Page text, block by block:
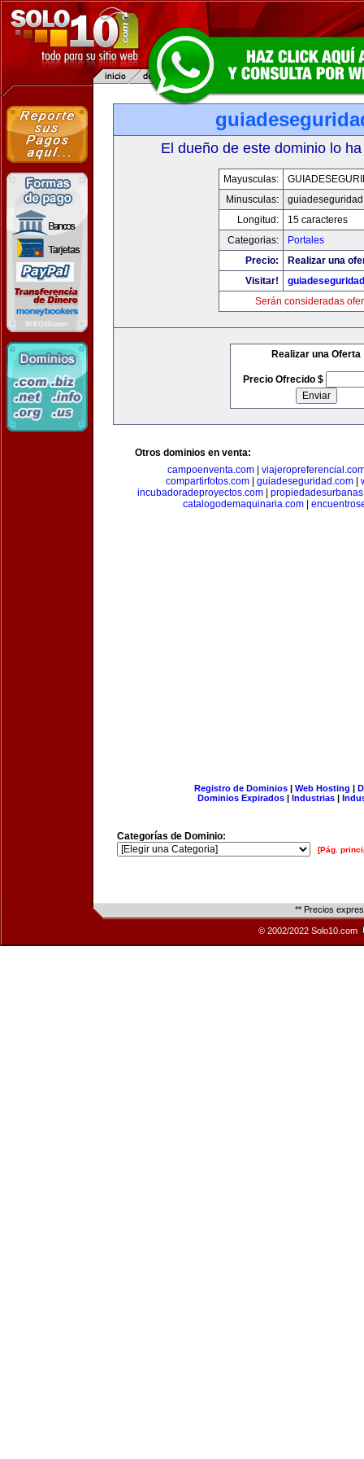
El dueño de este dominio lo
Mayusculas:
Minusculas:
Longitud:
15 caracteres
Categorias:
Portales
Precio:
Realizar una
Visitar!
Serán consideradas
Realizar una Oferta
Precio Ofrecido $
Otros dominios en venta:
campoenventa.com
compartirfotos.com| guiadeseguridad.com|
incubadoradeproyectos.com
catalogodemaquinaria.com|
Registro de Dominios| Web Hosting |
Dominios Expirados | Industrias |
Categorías de Dominio:
[Pág.
** Precios
© 2002/2022 Solo10.com